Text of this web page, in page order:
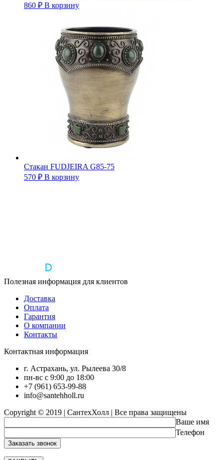
860 ₽ В корзину
Стакан FUDJEIRA G85-75
570 ₽ В корзину
Полезная информация для клиентов
Доставка
Оплата
Гарантия
О компании
Контакты
Контактная информация
г. Астрахань, ул. Рылеева 30/8
пн-вс с 9:00 до 18:00
+7 (961) 653-99-88
info@santehholl.ru
Copyright © 2019 | СантехХолл | Все права защищены
Ваше имя
Телефон